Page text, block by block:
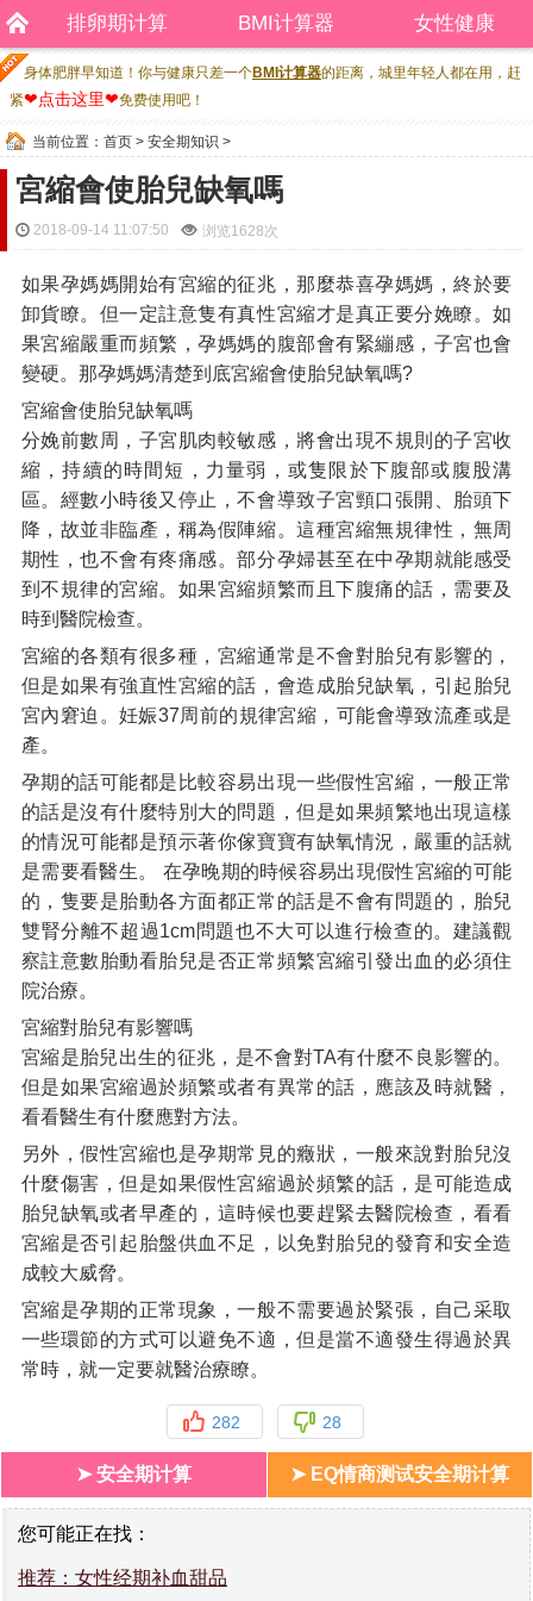
排卵期计算 BMI计算器 女性健康
身体肥胖早知道！你与健康只差一个BMI计算器的距离，城里年轻人都在用，赶
紧❤点击这里❤免费使用吧！
当前位置： 首页 > 安全期知识 >
宮縮會使胎兒缺氧嗎
2018-09-14 11:07:50 浏览1628次
如果孕媽媽開始有宮縮的征兆，那麼恭喜孕媽媽，終於要
卸貨瞭。但一定註意隻有真性宮縮才是真正要分娩瞭。如
果宮縮嚴重而頻繁，孕媽媽的腹部會有緊繃感，子宮也會
變硬。那孕媽媽清楚到底宮縮會使胎兒缺氧嗎?
宮縮會使胎兒缺氧嗎
分娩前數周，子宮肌肉較敏感，將會出現不規則的子宮收
縮，持續的時間短，力量弱，或隻限於下腹部或腹股溝
區。經數小時後又停止，不會導致子宮頸口張開、胎頭下
降，故並非臨產，稱為假陣縮。這種宮縮無規律性，無周
期性，也不會有疼痛感。部分孕婦甚至在中孕期就能感受
到不規律的宮縮。如果宮縮頻繁而且下腹痛的話，需要及
時到醫院檢查。
宮縮的各類有很多種，宮縮通常是不會對胎兒有影響的，
但是如果有強直性宮縮的話，會造成胎兒缺氧，引起胎兒
宮內窘迫。妊娠37周前的規律宮縮，可能會導致流產或是
產。
孕期的話可能都是比較容易出現一些假性宮縮，一般正常
的話是沒有什麼特別大的問題，但是如果頻繁地出現這樣
的情況可能都是預示著你傢寶寶有缺氧情況，嚴重的話就
是需要看醫生。 在孕晚期的時候容易出現假性宮縮的可能
的，隻要是胎動各方面都正常的話是不會有問題的，胎兒
雙腎分離不超過1cm問題也不大可以進行檢查的。建議觀
察註意數胎動看胎兒是否正常頻繁宮縮引發出血的必須住
院治療。
宮縮對胎兒有影響嗎
宮縮是胎兒出生的征兆，是不會對TA有什麼不良影響的。
但是如果宮縮過於頻繁或者有異常的話，應該及時就醫，
看看醫生有什麼應對方法。
另外，假性宮縮也是孕期常見的癥狀，一般來說對胎兒沒
什麼傷害，但是如果假性宮縮過於頻繁的話，是可能造成
胎兒缺氧或者早產的，這時候也要趕緊去醫院檢查，看看
宮縮是否引起胎盤供血不足，以免對胎兒的發育和安全造
成較大威脅。
宮縮是孕期的正常現象，一般不需要過於緊張，自己采取
一些環節的方式可以避免不適，但是當不適發生得過於異
常時，就一定要就醫治療瞭。
282 28
➤ 安全期计算 ➤ EQ情商测试安全期计算
您可能正在找：
推荐：女性经期补血甜品